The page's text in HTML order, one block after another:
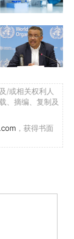
/或相关权利人
、摘编、复制及
，获得书面